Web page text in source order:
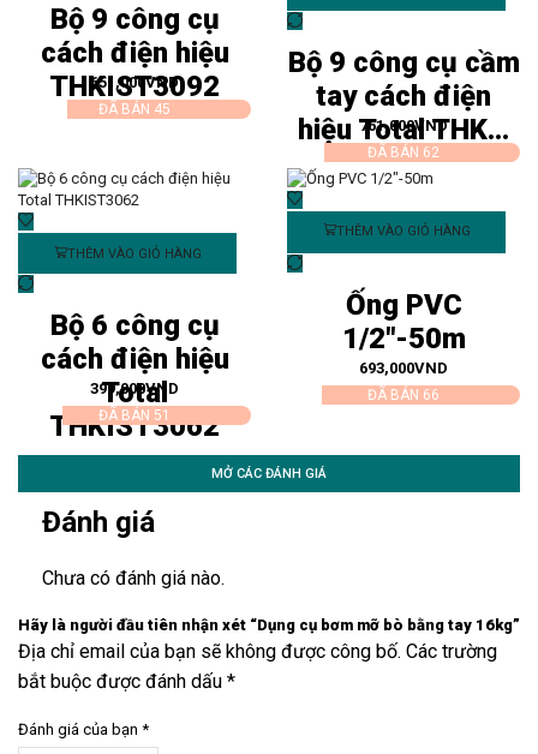
Bộ 9 công cụ
cách điện hiệu
THKIST3092
651,000 VND
ĐÃ BÁN 45
Bộ 9 công cụ cầm
tay cách điện
hiệu Total THK...
761,000VND
ĐÃ BÁN 62
THÊM VÀO GIỎ HÀNG
Bộ 6 công cụ
cách điện hiệu
Total
THKIST3062
399,000VND
ĐÃ BÁN 51
THÊM VÀO GIỎ HÀNG
Ống PVC
1/2″-50m
693,000VND
ĐÃ BÁN 66
MỞ CÁC ĐÁNH GIÁ
Đánh giá
Chưa có đánh giá nào.
Hãy là người đầu tiên nhận xét “Dụng cụ bơm mỡ bò bằng tay 16kg”
Địa chỉ email của bạn sẽ không được công bố. Các trường
bắt buộc được đánh dấu *
Đánh giá của bạn *